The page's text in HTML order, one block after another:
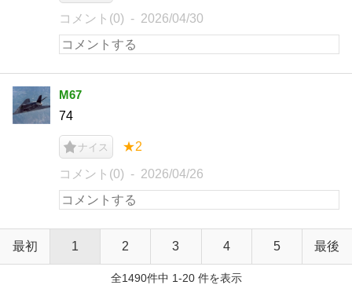
コメント(0) 2026/04/30
M67
74
ナイス ★2
コメント(0) 2026/04/26
最初 1 2 3 4 5 最後
全1490件中 1-20 件を表示